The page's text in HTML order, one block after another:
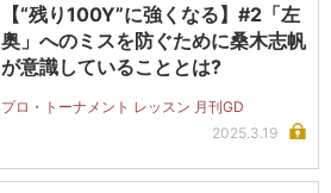
【“残り100Y”に強くなる】#2「左
奥」へのミスを防ぐために桑木志帆
が意識していることとは?
プロ・トーナメント レッスン 月刊GD
2025.3.19